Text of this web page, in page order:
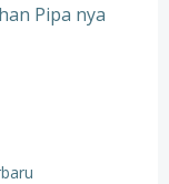
Pipa nya